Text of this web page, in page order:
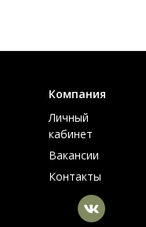
Компания
Личный
кабинет
Вакансии
Контакты